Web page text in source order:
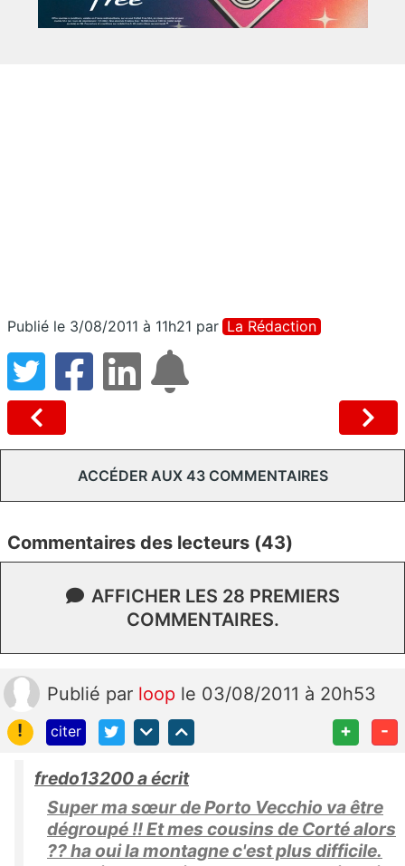
Publié le 3/08/2011 à 11h21 par La Rédaction
ACCÉDER AUX 43 COMMENTAIRES
Commentaires des lecteurs (43)
AFFICHER LES 28 PREMIERS
COMMENTAIRES.
Publié par loop le 03/08/2011 à 20h53
!
citer + -
fredo13200 a écrit
Super ma sœur de Porto Vecchio va être
dégroupé !! Et mes cousins de Corté alors
?? ha oui la montagne c'est plus difficile.